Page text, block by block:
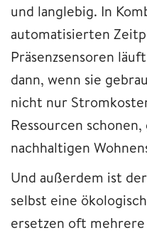
und langlebig. In
automatisierten
Präsenzsensoren
dann, wenn sie
nicht nur
Ressourcen schonen,
nachhaltigen
Und außerdem ist
selbst eine
ersetzen oft